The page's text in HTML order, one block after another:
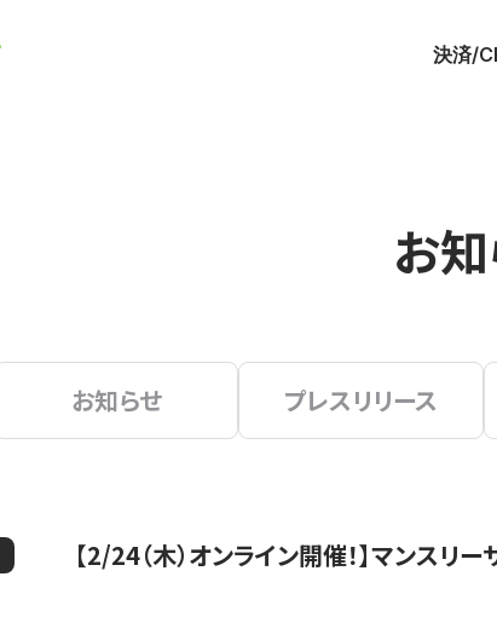
決済/
お
お知らせ プレスリリース
【2/24（木）オンライン開催！】マンス